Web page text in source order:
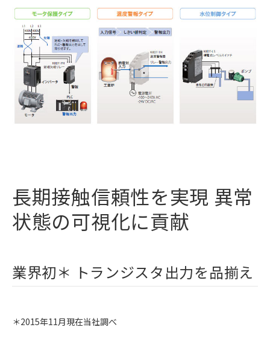
長期接触信頼性を実現 異常
状態の可視化に貢献
業界初＊ トランジスタ出力を品揃え
＊2015年11月現在当社調べ